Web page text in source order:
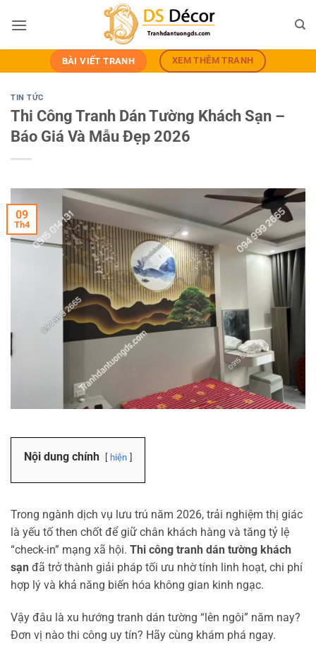
qua
BÀI VIẾT TRANH XEM THÊM TRANH
TIN TỨC
Thi Công Tranh Dán Tường Khách Sạn –
Báo Giá Và Mẫu Đẹp 2026
09
Th4
Nội dung chính hiện
Trong ngành dịch vụ lưu trú năm 2026, trải nghiệm thị giác
là yếu tố then chốt để giữ chân khách hàng và tăng tỷ lệ
“check-in” mạng xã hội. Thi công tranh dán tường khách
sạn đã trở thành giải pháp tối ưu nhờ tính linh hoạt, chi phí
hợp lý và khả năng biến hóa không gian kinh ngạc.
Vậy đâu là xu hướng tranh dán tường “lên ngôi” năm nay?
Đơn vị nào thi công uy tín? Hãy cùng khám phá ngay.